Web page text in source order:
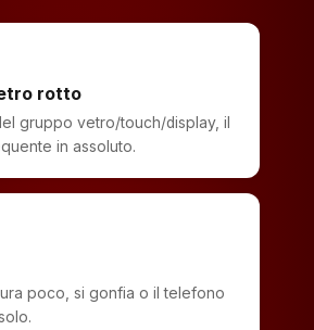
rotto
gruppo vetro/touch/display, il
in assoluto.
poco, si gonfia o il telefono